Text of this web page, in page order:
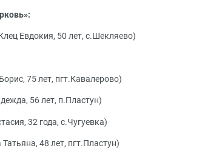
Евдокия, 50 лет, с.Шекляево)
75 лет, пгт.Кавалерово)
56 лет, п.Пластун)
32 года, с.Чугуевка)
48 лет, пгт.Пластун)